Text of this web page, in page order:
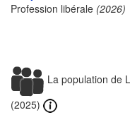
Profession libérale (2026)
La population de
(2025)